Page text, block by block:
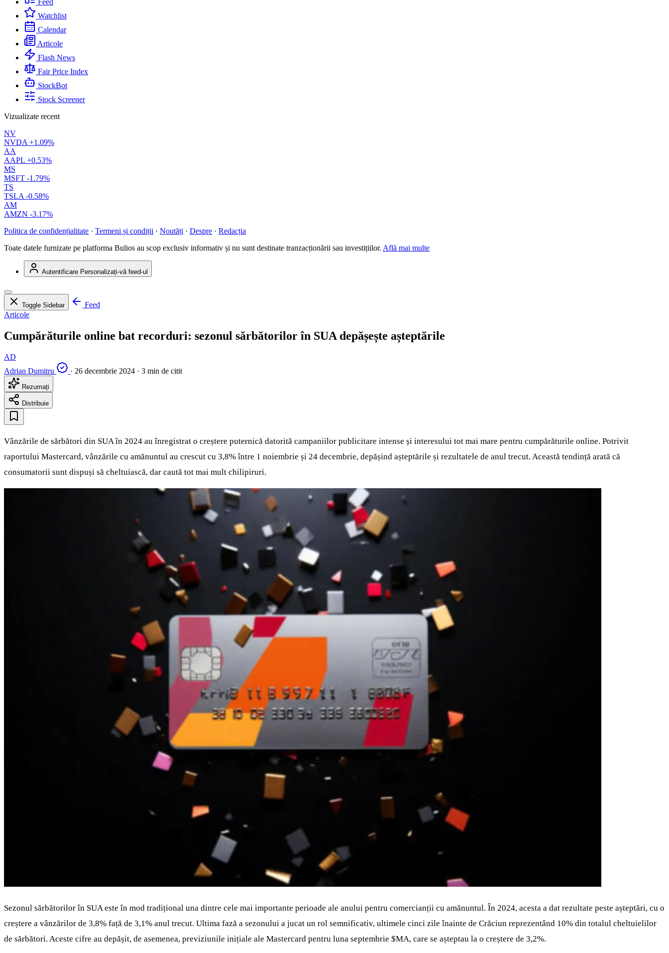
Feed
Watchlist
Calendar
Articole
Flash News
Fair Price Index
StockBot
Stock Screener
Vizualizate recent
NV
NVDA +1.09%
AA
AAPL +0.53%
MS
MSFT -1.79%
TS
TSLA -0.58%
AM
AMZN -3.17%
Politica de confidențialitate · Termeni și condiții · Noutăți · Despre · Redacția
Toate datele furnizate pe platforma Bulios au scop exclusiv informativ și nu sunt destinate tranzacționării sau investițiilor. Află mai multe
Autentificare Personalizați-vă feed-ul
Toggle Sidebar
Feed
Articole
Cumpărăturile online bat recorduri: sezonul sărbătorilor în SUA depășește așteptările
AD
Adrian Dumitru
· 26 decembrie 2024 · 3 min de citit
Rezumați
Distribuie
Vânzările de sărbători din SUA în 2024 au înregistrat o creștere puternică datorită campaniilor publicitare intense și interesului tot mai mare pentru cumpărăturile online. Potrivit
raportului Mastercard, vânzările cu amănuntul au crescut cu 3,8% între 1 noiembrie și 24 decembrie, depășind așteptările și rezultatele de anul trecut. Această tendință arată că
consumatorii sunt dispuși să cheltuiască, dar caută tot mai mult chilipiruri.
Sezonul sărbătorilor în SUA este în mod tradițional una dintre cele mai importante perioade ale anului pentru comercianții cu amănuntul. În 2024, acesta a dat rezultate peste așteptări, cu o
creștere a vânzărilor de 3,8% față de 3,1% anul trecut. Ultima fază a sezonului a jucat un rol semnificativ, ultimele cinci zile înainte de Crăciun reprezentând 10% din totalul cheltuielilor
de sărbători. Aceste cifre au depășit, de asemenea, previziunile inițiale ale Mastercard pentru luna septembrie $MA, care se așteptau la o creștere de 3,2%.